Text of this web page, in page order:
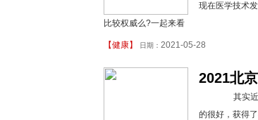
现在医学技术
比较权威么?一起来看
【健康】 日期： 2021-05-28
2021北
其实近
的很好，获得